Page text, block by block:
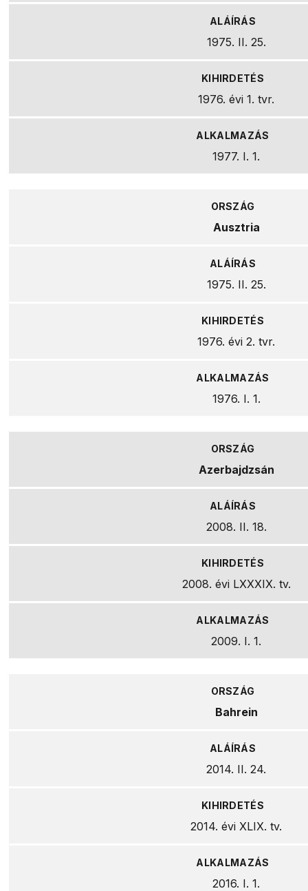
1975. II. 25.
1976. évi 1. tvr.
1977. I. 1.
Ausztria
1975. II. 25.
1976. évi 2. tvr.
1976. I. 1.
Azerbajdzsán
2008. II. 18.
2008. évi LXXXIX. tv.
2009. I. 1.
Bahrein
2014. II. 24.
2014. évi XLIX. tv.
2016. I. 1.